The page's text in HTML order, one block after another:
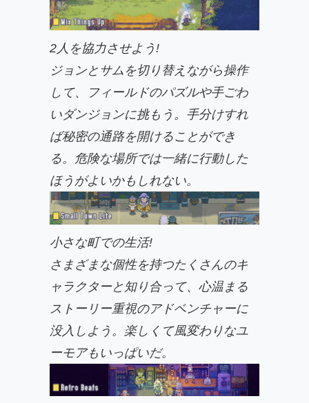
2人を協力させよう!
ジョンとサムを切り替えながら操作
して、フィールドのパズルや手ごわ
いダンジョンに挑もう。手分けすれ
ば秘密の通路を開けることができ
る。危険な場所では一緒に行動した
ほうがよいかもしれない。
小さな町での生活!
さまざまな個性を持つたくさんのキ
ャラクターと知り合って、心温まる
ストーリー重視のアドベンチャーに
没入しよう。楽しくて風変わりなユ
ーモアもいっぱいだ。